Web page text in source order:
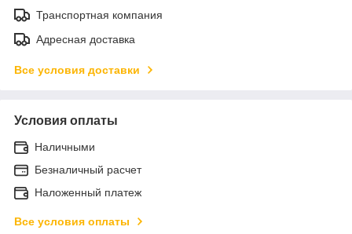
Транспортная компания
Адресная доставка
Все условия доставки
Условия оплаты
Наличными
Безналичный расчет
Наложенный платеж
Все условия оплаты